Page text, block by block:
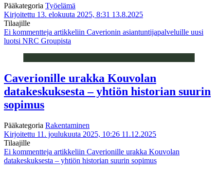
Pääkategoria Työelämä
Kirjoitettu 13. elokuuta 2025, 8:31 13.8.2025
Tilaajille
Ei kommentteja artikkeliin Caverionin asiantuntijapalveluille uusi
luotsi NRC Groupista
Caverionille urakka Kouvolan
datakeskuksesta – yhtiön historian suurin
sopimus
Pääkategoria Rakentaminen
Kirjoitettu 11. joulukuuta 2025, 10:26 11.12.2025
Tilaajille
Ei kommentteja artikkeliin Caverionille urakka Kouvolan
datakeskuksesta – yhtiön historian suurin sopimus